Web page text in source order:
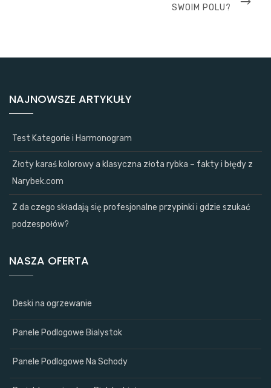
SWOIM POLU?
NAJNOWSZE ARTYKUŁY
Test Kategorie i Harmonogram
Złoty karaś kolorowy a klasyczna złota rybka – fakty i błędy z
Narybek.com
Z da czego składają się profesjonalne przypinki i gdzie szukać
podzespołów?
NASZA OFERTA
Deski na ogrzewanie
Panele Podlogowe Bialystok
Panele Podlogowe Na Schody